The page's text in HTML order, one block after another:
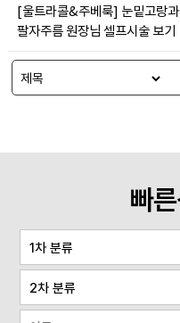
[울트라콜&주베룩] 눈밑고랑과
팔자주름 원장님 셀프시술 보기
빠